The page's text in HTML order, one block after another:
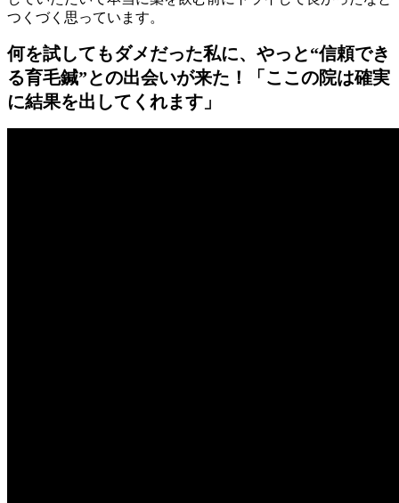
つくづく思っています。
何を試してもダメだった私に、やっと“信頼でき
る育毛鍼”との出会いが来た！「ここの院は確実
に結果を出してくれます」